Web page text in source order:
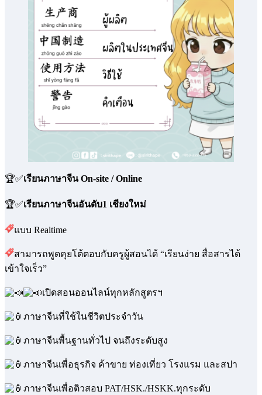
🏆✅เรียนภาษาจีน On-site / Online
🏆✅เรียนภาษาจีนอันดับ1 เชียงใหม่
แบบ Realtime
สามารถพูดคุยโต้ตอบกับครูผู้สอนได้ “เรียนง่าย สื่อสารได้
เข้าใจเร็ว”
เปิดสอนออนไลน์ทุกหลักสูตรฯ
ภาษาจีนที่ใช้ในชีวิตประจำวัน
ภาษาจีนพื้นฐานทั่วไป จนถึงระดับสูง
ภาษาจีนเพื่อธุรกิจ ค้าขาย ท่องเที่ยว โรงแรม และสปา
ภาษาจีนเพื่อติวสอบ PAT/HSK./HSKK.ทุกระดับ